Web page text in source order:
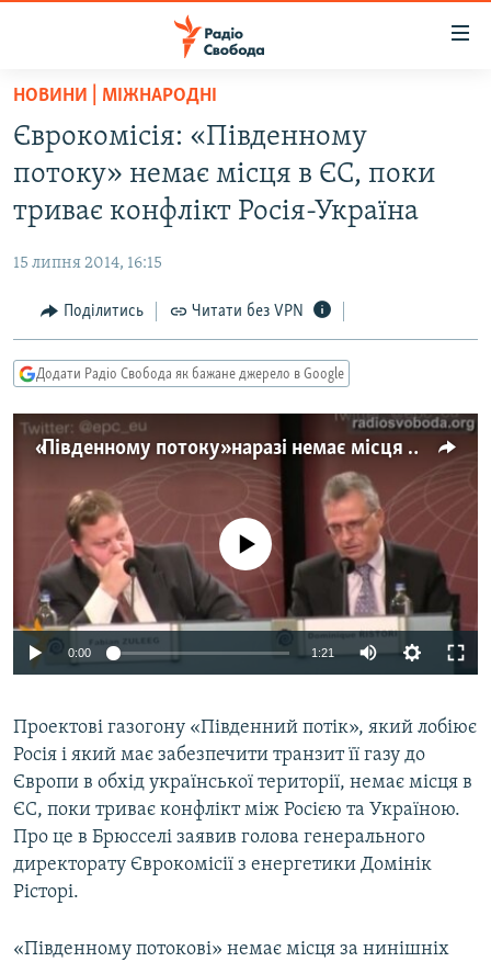
Перейти
основного
матеріалу
до
основної
Перейти
до
пошуку
ВСЕ ЗА ДОБУ
СУСПІЛЬСТВО
УКРАЇНА
РОСІЙСЬКА «ФІЛЬТРАЦІЯ»
ДОНБАС.РЕАЛІЇ
ТИ ЯК?
СХЕМИ
КИТАЙ.ВИКЛИКИ
МУЛЬТИМЕДІА
ФОТО
СПЕЦПРОЄКТИ
ПОДКАСТИ
РУС
УКР
КТАТ
НОВИНИ | МІЖНАРОДНІ
Єврокомісія: «Південному
потоку» немає місця в ЄС, поки
триває конфлікт Росія-Україна
15 липня 2014, 16:15
Поділитись Читати без VPN
Додати Радіо Свобода як бажане джерело в Google
«Південному потоку» наразі немає місця в ЄС – Єврокомісія
No media source currently available
0:00 1:21
Проектові газогону «Південний потік», який лобіює
Росія і який має забезпечити транзит її газу до
Європи в обхід української території, немає місця в
ЄС, поки триває конфлікт між Росією та Україною.
Про це в Брюсселі заявив голова генерального
директорату Єврокомісії з енергетики Домінік
Рісторі.
«Південному потокові» немає місця за нинішніх